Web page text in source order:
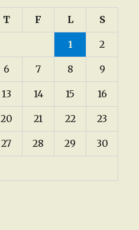
T F L S
1 2
6 7 8 9
13 14 15 16
20 21 22 23
27 28 29 30